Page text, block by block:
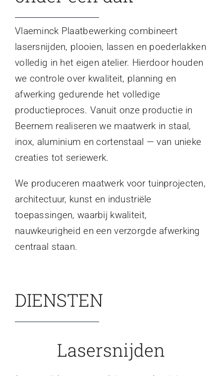
Vlaeminck Plaatbewerking combineert
lasersnijden, plooien, lassen en poederlakken
volledig in het eigen atelier. Hierdoor houden
we controle over kwaliteit, planning en
afwerking gedurende het volledige
productieproces. Vanuit onze productie in
Beernem realiseren we maatwerk in staal,
inox, aluminium en cortenstaal — van unieke
creaties tot seriewerk.
We produceren maatwerk voor tuinprojecten,
architectuur, kunst en industriële
toepassingen, waarbij kwaliteit,
nauwkeurigheid en een verzorgde afwerking
centraal staan.
DIENSTEN
Lasersnijden